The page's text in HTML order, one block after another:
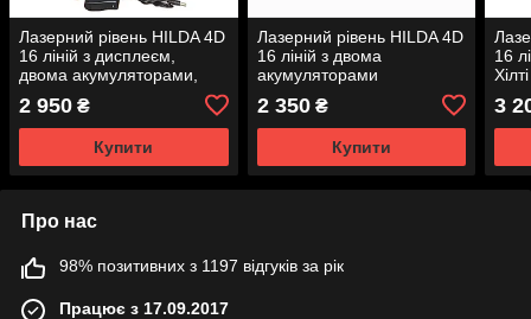
Лазерний рівень HILDA 4D
16 ліній з дисплеєм,
двома акумуляторами,
2 950 ₴
Купити
Лазерний рівень HILDA 4D
16 ліній з двома
акумуляторами
2 350₴
Купити
16
Хілті
3
Про нас
98% позитивних з 1197 відгуків за рік
Працює з 17.09.2017